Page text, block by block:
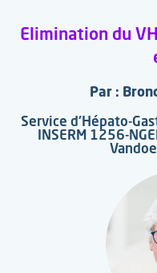
Elimination du
Par :
Service d'Hépato-
INSERM 1256-